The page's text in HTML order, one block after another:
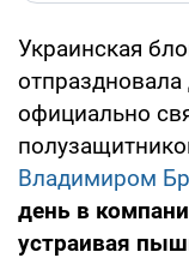
Украинская
официально
Владимиром
день в
устраивая